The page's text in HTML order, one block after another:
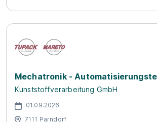
Mechatronik -
Kunststoffverarbeitung GmbH
01.09.2026
7111 Parndorf